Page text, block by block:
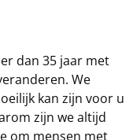
dan 35 jaar met
We
kan zijn voor u
zijn we altijd
om mensen met